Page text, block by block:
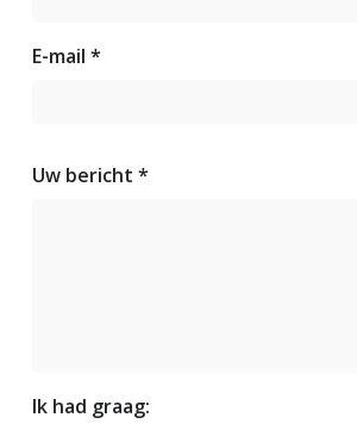
E-mail *
Uw bericht *
Ik had graag: